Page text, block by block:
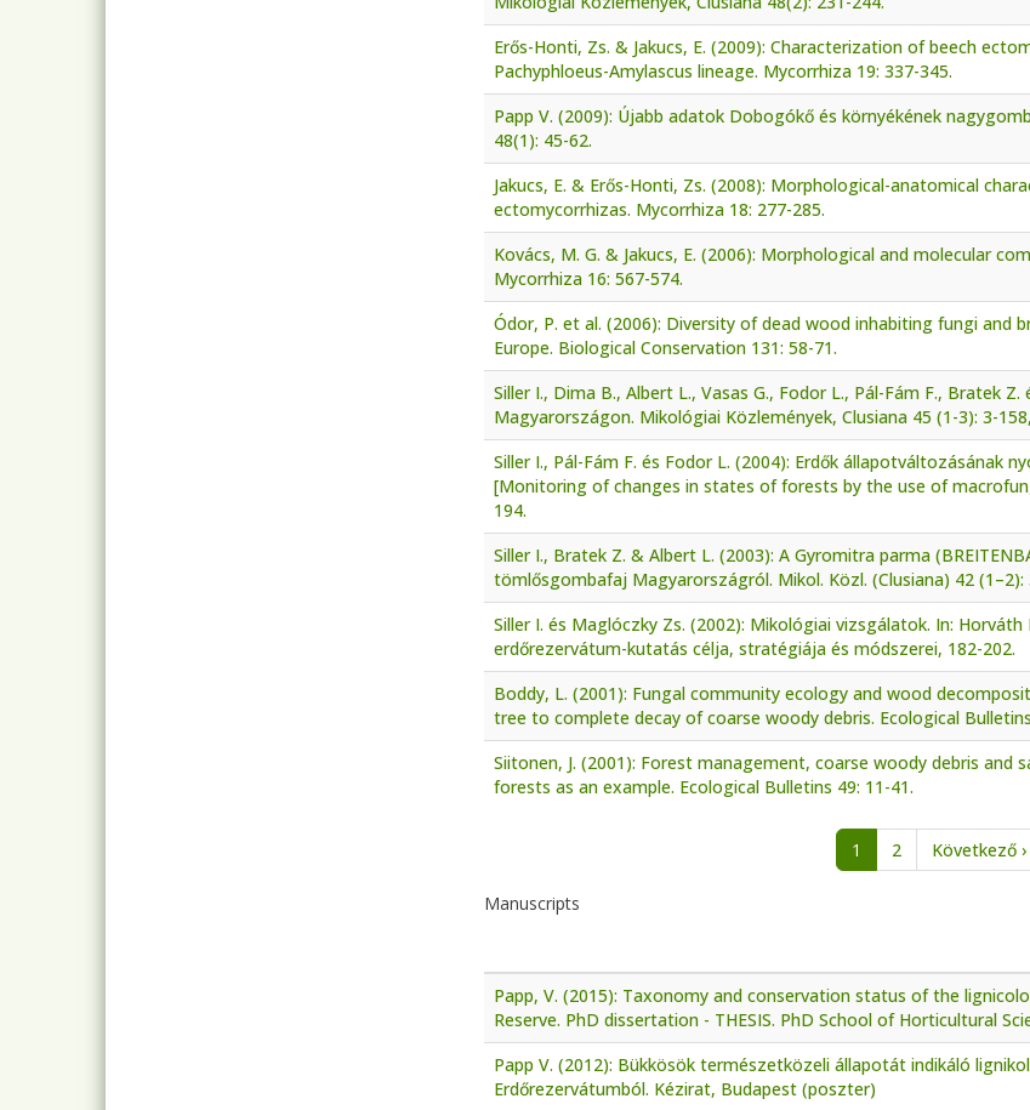
Erős-Honti, Zs. & Jakucs, E. (2009): Characterization of beech
Pachyphloeus-Amylascus lineage. Mycorrhiza 19: 337-345.
Papp V. (2009): Újabb adatok Dobogókő és környékének
48(1): 45-62.
Jakucs, E. & Erős-Honti, Zs. (2008): Morphological-anatomical
ectomycorrhizas. Mycorrhiza 18: 277-285.
Kovács, M. G. & Jakucs, E. (2006): Morphological and molecular
Mycorrhiza 16: 567-574.
Ódor, P. et al. (2006): Diversity of dead wood inhabiting fungi and
Europe. Biological Conservation 131: 58-71.
Siller I., Dima B., Albert L., Vasas G., Fodor L., Pál-Fám F., Bratek
Magyarországon. Mikológiai Közlemények, Clusiana 45 (1-3): 3-
Siller I., Pál-Fám F. és Fodor L. (2004): Erdők állapotváltozásának
[Monitoring of changes in states of forests by the use of
194.
Siller I., Bratek Z. & Albert L. (2003): A Gyromitra parma
tömlősgombafaj Magyarországról. Mikol. Közl. (Clusiana) 42 (1–2):
Siller I. és Maglóczky Zs. (2002): Mikológiai vizsgálatok. In: Horváth
erdőrezervátum-kutatás célja, stratégiája és módszerei, 182-202.
Boddy, L. (2001): Fungal community ecology and wood
tree to complete decay of coarse woody debris. Ecological
Siitonen, J. (2001): Forest management, coarse woody debris and
forests as an example. Ecological Bulletins 49: 11-41.
1 2 Következő ›
Manuscripts
Papp, V. (2015): Taxonomy and conservation status of the
Reserve. PhD dissertation - THESIS. PhD School of Horticultural
Papp V. (2012): Bükkösök természetközeli állapotát indikáló
Erdőrezervátumból. Kézirat, Budapest (poszter)